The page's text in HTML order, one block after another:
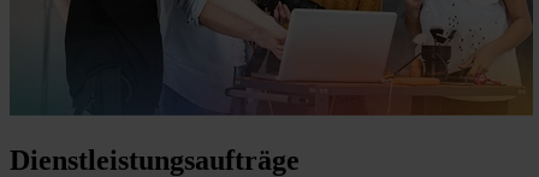
Dienstleistungsaufträge